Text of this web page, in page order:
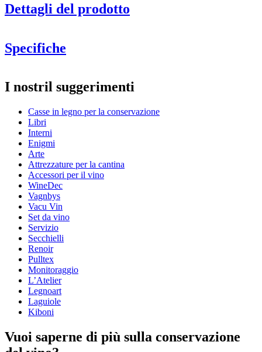
Dettagli del prodotto
Specifiche
Numero di prodottoIM617
Dimensioni (LxAxP cm)
Peso (kg)
Altezza (cm)
Larghezza (cm)
Profondità (cm)10
wine accessories
Status When Soldout
I nostril suggerimenti
Casse in legno per la conservazione
Libri
Interni
Enigmi
Arte
Attrezzature per la cantina
Accessori per il vino
WineDec
Vagnbys
Vacu Vin
Set da vino
Servizio
Secchielli
Renoir
Pulltex
Monitoraggio
L’Atelier
Legnoart
Laguiole
Kiboni
Vuoi saperne di più sulla conservazione